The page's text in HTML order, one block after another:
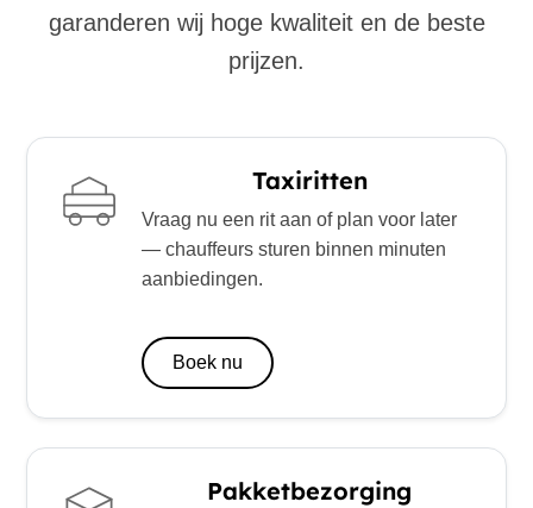
garanderen wij hoge kwaliteit en de beste
prijzen.
Taxiritten
Vraag nu een rit aan of plan voor later
— chauffeurs sturen binnen minuten
aanbiedingen.
Boek nu
Pakketbezorging